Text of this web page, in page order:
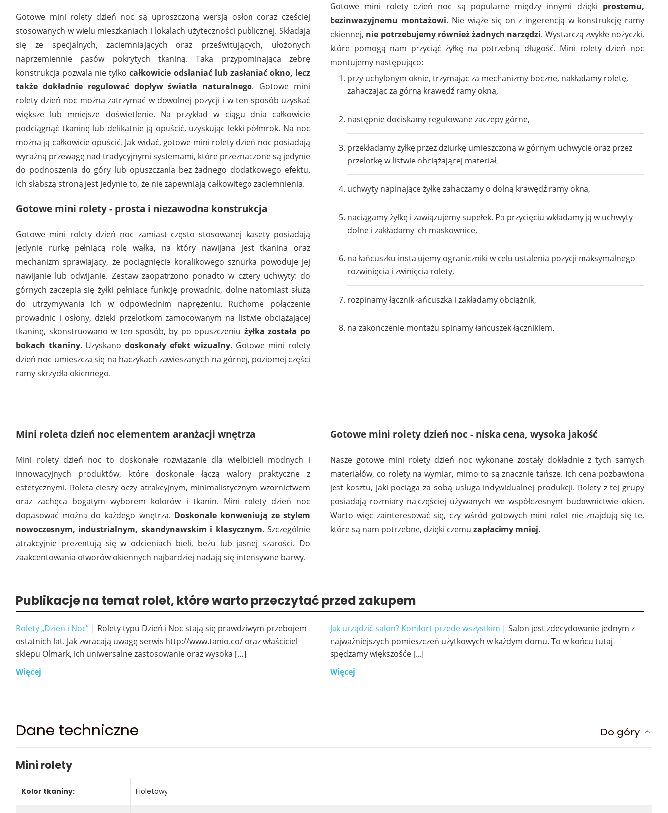
Gotowe mini rolety dzień noc są uproszczoną wersją osłon coraz częściej
stosowanych w wielu mieszkaniach i lokalach użyteczności publicznej. Składają
się ze specjalnych, zaciemniających oraz prześwitujących, ułożonych
naprzemiennie pasów pokrytych tkaniną. Taka przypominająca zebrę
konstrukcja pozwala nie tylkocałkowicie odsłaniać lub zasłaniać okno, lecz
także dokładnie regulować dopływ światła naturalnego. Gotowe mini
rolety dzień noc można zatrzymać w dowolnej pozycji i w ten sposób uzyskać
większe lub mniejsze doświetlenie. Na przykład w ciągu dnia całkowicie
podciągnąć tkaninę lub delikatnie ją opuścić, uzyskując lekki półmrok. Na noc
można ją całkowicie opuścić. Jak widać, gotowe mini rolety dzień noc posiadają
wyraźną przewagę nad tradycyjnymi systemami, które przeznaczone są jedynie
do podnoszenia do góry lub opuszczania bez żadnego dodatkowego efektu.
Ich słabszą stroną jest jedynie to, że nie zapewniają całkowitego zaciemnienia.
Gotowe mini rolety - prosta i niezawodna konstrukcja
Gotowe mini rolety dzień noc zamiast często stosowanej kasety posiadają
jedynie rurkę pełniącą rolę wałka, na który nawijana jest tkanina oraz
mechanizm sprawiający, że pociągnięcie koralikowego sznurka powoduje jej
nawijanie lub odwijanie. Zestaw zaopatrzono ponadto w cztery uchwyty: do
górnych zaczepia się żyłki pełniące funkcję prowadnic, dolne natomiast służą
do utrzymywania ich w odpowiednim naprężeniu. Ruchome połączenie
prowadnic i osłony, dzięki przelotkom zamocowanym na listwie obciążającej
tkaninę, skonstruowano w ten sposób, by po opuszczeniu żyłka została po
bokach tkaniny. Uzyskanodoskonały efekt wizualny. Gotowe mini rolety
dzień noc umieszcza się na haczykach zawieszanych na górnej, poziomej części
ramy skrzydła okiennego.
Gotowe mini rolety dzień noc są popularne między innymi dzięki prostemu,
bezinwazyjnemu montażowi. Nie wiąże się on z ingerencją w konstrukcję ramy
okiennej, nie potrzebujemy również żadnych narzędzi. Wystarczą zwykłe nożyczki,
które pomogą nam przyciąć żyłkę na potrzebną długość. Mini rolety dzień noc
montujemy następująco:
przy uchylonym oknie, trzymając za mechanizmy boczne, nakładamy roletę,
zahaczając za górną krawędź ramy okna,
następnie dociskamy regulowane zaczepy górne,
przekładamy żyłkę przez dziurkę umieszczoną w górnym uchwycie oraz przez
przelotkę w listwie obciążającej materiał,
uchwyty napinające żyłkę zahaczamy o dolną krawędź ramy okna,
naciągamy żyłkę i zawiązujemy supełek. Po przycięciu wkładamy ją w uchwyty
dolne i zakładamy ich maskownice,
na łańcuszku instalujemy ograniczniki w celu ustalenia pozycji maksymalnego
rozwinięcia i zwinięcia rolety,
rozpinamy łącznik łańcuszka i zakładamy obciążnik,
na zakończenie montażu spinamy łańcuszek łącznikiem.
Mini roleta dzień noc elementem aranżacji wnętrza
Mini rolety dzień noc to doskonałe rozwiązanie dla wielbicieli modnych i
innowacyjnych produktów, które doskonale łączą walory praktyczne z
estetycznymi. Roleta cieszy oczy atrakcyjnym, minimalistycznym wzornictwem
oraz zachęca bogatym wyborem kolorów i tkanin. Mini rolety dzień noc
dopasować można do każdego wnętrza. Doskonale konweniują ze stylem
nowoczesnym, industrialnym, skandynawskim i klasycznym. Szczególnie
atrakcyjnie prezentują się w odcieniach bieli, beżu lub jasnej szarości. Do
zaakcentowania otworów okiennych najbardziej nadają się intensywne barwy.
Gotowe mini rolety dzień noc - niska cena, wysoka jakość
Nasze gotowe mini rolety dzień noc wykonane zostały dokładnie z tych samych
materiałów, co rolety na wymiar, mimo to są znacznie tańsze. Ich cena pozbawiona
jest kosztu, jaki pociąga za sobą usługa indywidualnej produkcji. Rolety z tej grupy
posiadają rozmiary najczęściej używanych we współczesnym budownictwie okien.
Warto więc zainteresować się, czy wśród gotowych mini rolet nie znajdują się te,
które są nam potrzebne, dzięki czemu zapłacimy mniej.
Publikacje na temat rolet, które warto przeczytać przed zakupem
Rolety „Dzień i Noc” | Rolety typu Dzień i Noc stają się prawdziwym przebojem
ostatnich lat. Jak zwracają uwagę serwis http://www.tanio.co/ oraz właściciel
sklepu Olmark, ich uniwersalne zastosowanie oraz wysoka […]
Więcej
Jak urządzić salon? Komfort przede wszystkim | Salon jest zdecydowanie jednym z
najważniejszych pomieszczeń użytkowych w każdym domu. To w końcu tutaj
spędzamy większośće [...]
Więcej
Dane techniczne Do góry
Mini rolety
Kolor tkaniny: Fioletowy